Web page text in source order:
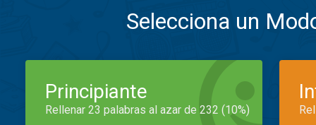
Selecciona un
Principiante
Rellenar 23 palabras al azar de 232 (10%)